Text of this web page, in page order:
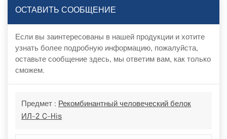
ОСТАВИТЬ СООБЩЕНИЕ
Если вы заинтересованы в нашей продукции и хотите
узнать более подробную информацию, пожалуйста,
оставьте сообщение здесь, мы ответим вам, как только
сможем.
Предмет : Рекомбинантный человеческий белок
ИЛ-2 C-His